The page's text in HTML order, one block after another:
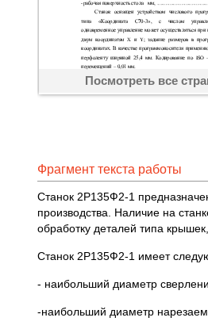
Посмотреть все
Фрагмент текста работы
Станок 2Р135Ф2-1
производства. Наличие на
обработку деталей типа
Станок 2Р135Ф2-1 имеет
- наибольший диаметр
-наибольший диаметр